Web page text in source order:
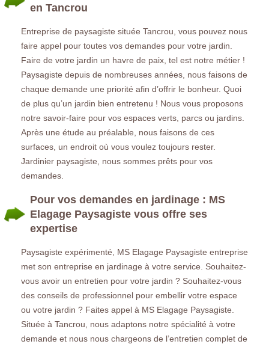
en Tancrou
Entreprise de paysagiste située Tancrou, vous pouvez nous
faire appel pour toutes vos demandes pour votre jardin.
Faire de votre jardin un havre de paix, tel est notre métier !
Paysagiste depuis de nombreuses années, nous faisons de
chaque demande une priorité afin d’offrir le bonheur. Quoi
de plus qu’un jardin bien entretenu ! Nous vous proposons
notre savoir-faire pour vos espaces verts, parcs ou jardins.
Après une étude au préalable, nous faisons de ces
surfaces, un endroit où vous voulez toujours rester.
Jardinier paysagiste, nous sommes prêts pour vos
demandes.
Pour vos demandes en jardinage : MS
Elagage Paysagiste vous offre ses
expertise
Paysagiste expérimenté, MS Elagage Paysagiste entreprise
met son entreprise en jardinage à votre service. Souhaitez-
vous avoir un entretien pour votre jardin ? Souhaitez-vous
des conseils de professionnel pour embellir votre espace
ou votre jardin ? Faites appel à MS Elagage Paysagiste.
Située à Tancrou, nous adaptons notre spécialité à votre
demande et nous nous chargeons de l’entretien complet de